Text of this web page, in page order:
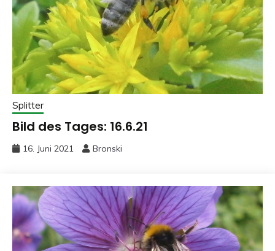
Splitter
Bild des Tages: 16.6.21
16. Juni 2021 Bronski